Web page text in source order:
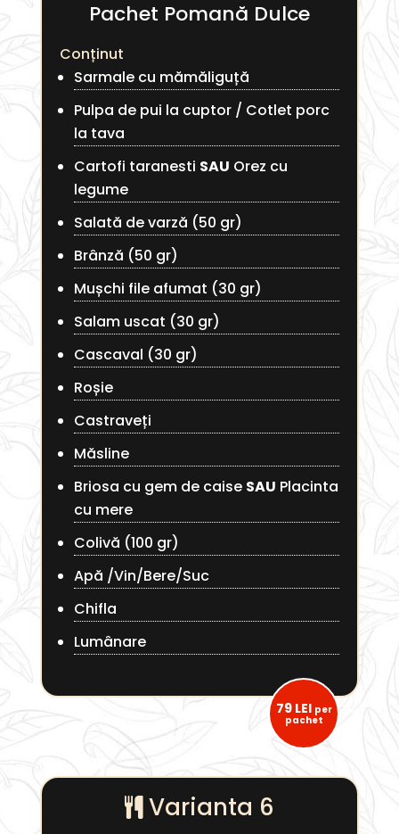
Pachet Pomană Dulce
Conținut
Sarmale cu mămăliguță
Pulpa de pui la cuptor / Cotlet porc
la tava
Cartofi taranesti SAU Orez cu
legume
Salată de varză (50 gr)
Brânză (50 gr)
Mușchi file afumat (30 gr)
Salam uscat (30 gr)
Cascaval (30 gr)
Roșie
Castraveți
Măsline
Briosa cu gem de caise SAU Placinta
cu mere
Colivă (100 gr)
Apă /Vin/Bere/Suc
Chifla
Lumânare
79 LEI per
pachet
Varianta 6